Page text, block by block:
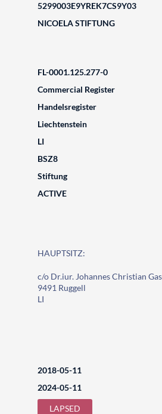
5299003E9YREK7CS9Y03
NICOELA STIFTUNG
FL-0001.125.277-0
Commercial Register
Handelsregister
Liechtenstein
LI
BSZ8
Stiftung
ACTIVE
HAUPTSITZ:
c/o Dr.iur. Johannes Christian
9491 Ruggell
LI
2018-05-11
2024-05-11
LAPSED